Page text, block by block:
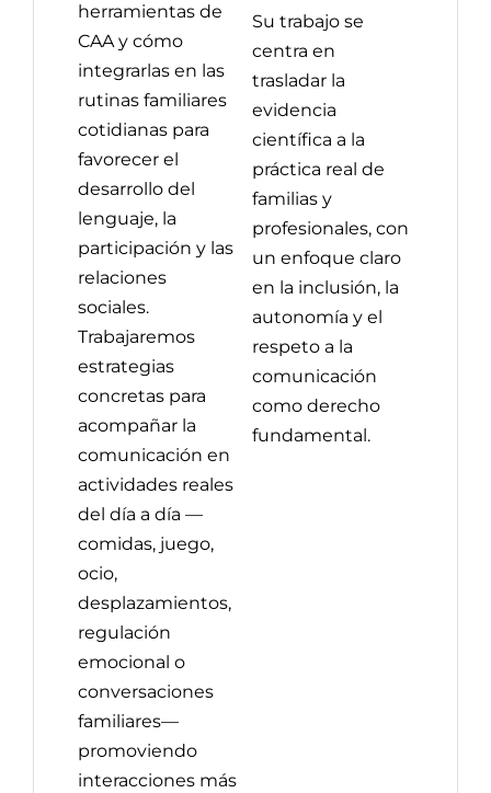
herramientas de
CAA y cómo
integrarlas en las
rutinas familiares
cotidianas para
favorecer el
desarrollo del
lenguaje, la
participación y las
relaciones
sociales.
Trabajaremos
estrategias
concretas para
acompañar la
comunicación en
actividades reales
del día a día —
comidas, juego,
ocio,
desplazamientos,
regulación
emocional o
conversaciones
familiares—
promoviendo
interacciones más
Su trabajo se
centra en
trasladar la
evidencia
científica a la
práctica real de
familias y
profesionales, con
un enfoque claro
en la inclusión, la
autonomía y el
respeto a la
comunicación
como derecho
fundamental.